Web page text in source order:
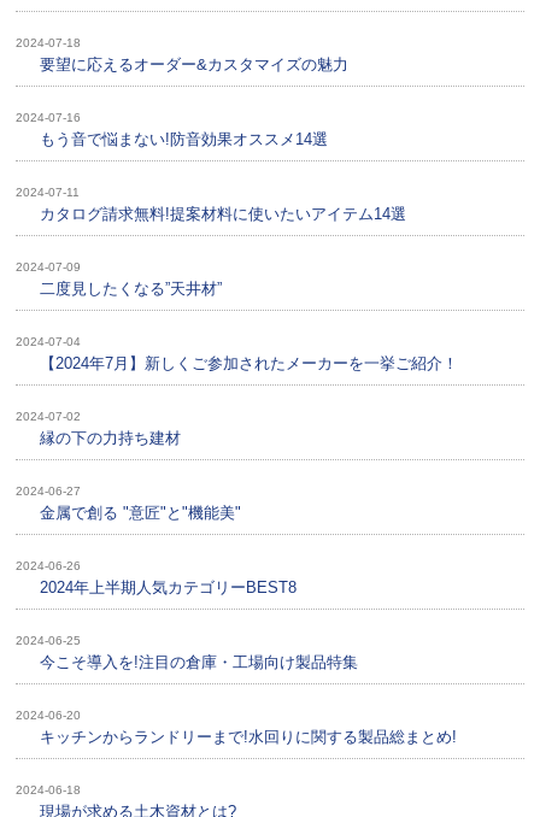
2024-07-18
要望に応えるオーダー&カスタマイズの魅力
2024-07-16
もう音で悩まない!防音効果オススメ14選
2024-07-11
カタログ請求無料!提案材料に使いたいアイテム14選
2024-07-09
二度見したくなる”天井材”
2024-07-04
【2024年7月】新しくご参加されたメーカーを一挙ご紹介！
2024-07-02
縁の下の力持ち建材
2024-06-27
金属で創る "意匠"と"機能美"
2024-06-26
2024年上半期人気カテゴリーBEST8
2024-06-25
今こそ導入を!注目の倉庫・工場向け製品特集
2024-06-20
キッチンからランドリーまで!水回りに関する製品総まとめ!
2024-06-18
現場が求める土木資材とは?